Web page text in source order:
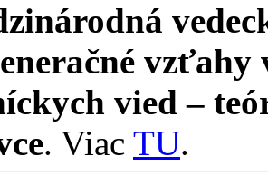
vzťahy
vied –
. Viac TU.